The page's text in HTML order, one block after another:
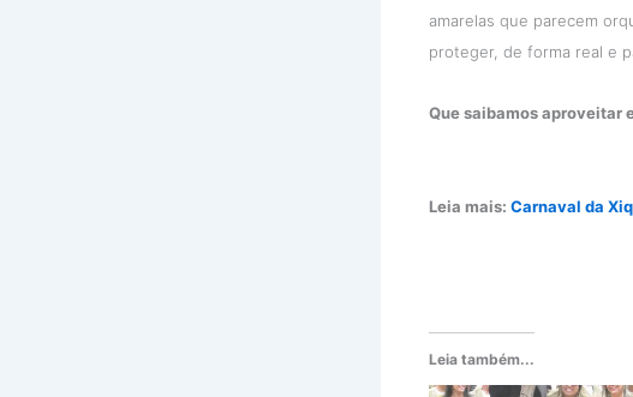
amarelas que parecem
proteger, de forma real e
Que saibamos aproveitar
Leia mais: Carnaval da
Leia também...